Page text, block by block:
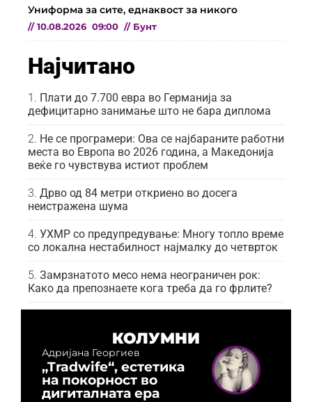
Униформа за сите, еднаквост за никого
// 10.08.2026 09:00 // Бунт
Најчитано
Плати до 7.700 евра во Германија за
дефицитарно занимање што не бара диплома
Не се програмери: Ова се најбараните работни
места во Европа во 2026 година, а Македонија
веќе го чувствува истиот проблем
Дрво од 84 метри откриено во досега
неистражена шума
УХМР со предупредување: Многу топло време
со локална нестабилност најмалку до четврток
Замрзнатото месо нема неограничен рок:
Како да препознаете кога треба да го фрлите?
КОЛУМНИ
Адријана Георгиев
„Tradwife“, естетика
на покорност во
дигиталната ера